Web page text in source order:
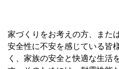
家づくりをお考えの方、また
安全性に不安を感じている皆
く、家族の安全と快適な生活